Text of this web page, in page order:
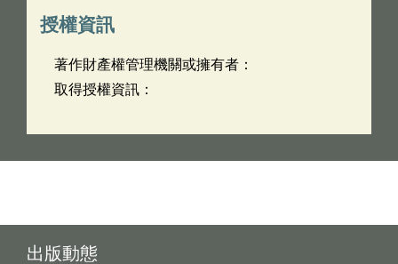
授權資訊
著作財產權管理機關或擁有者：
取得授權資訊：
出版動態